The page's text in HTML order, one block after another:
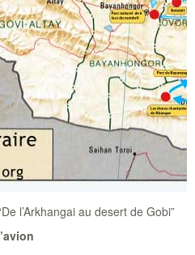
l’Arkhangai au desert de Gobi”